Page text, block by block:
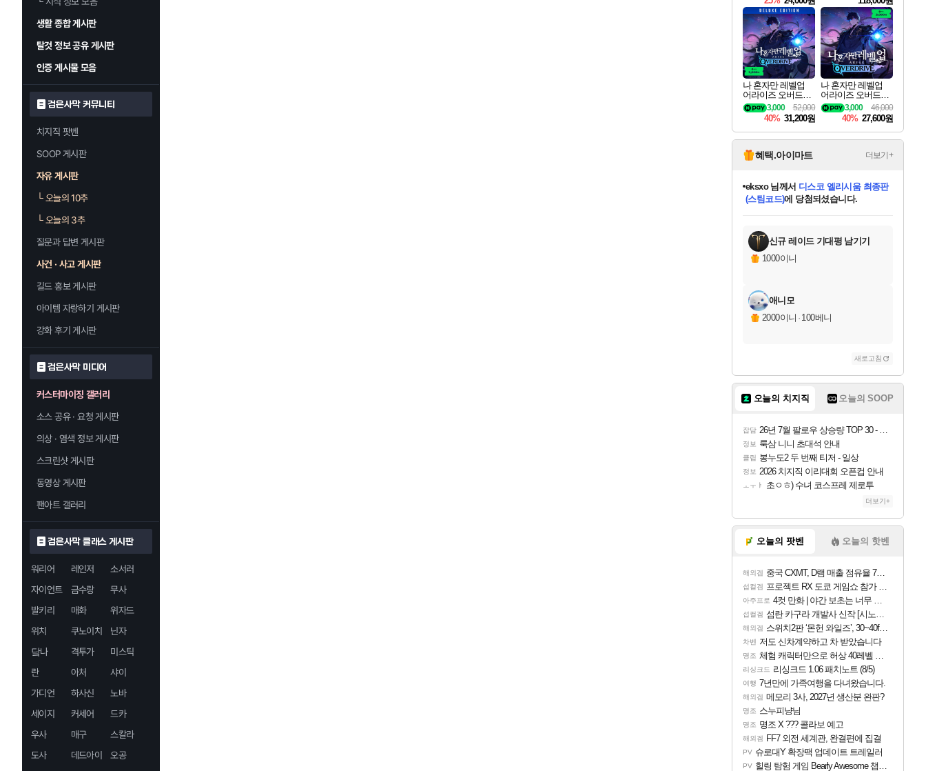
생활 종합 게시판
탈것 정보 공유 게시판
인증 게시물 모음
검은사막 커뮤니티
치지직 팟벤
SOOP 게시판
자유 게시판
└오늘의 10추
└오늘의 3추
질문과 답변 게시판
사건 · 사고 게시판
길드 홍보 게시판
아이템 자랑하기 게시판
강화 후기 게시판
검은사막 미디어
커스터마이징 갤러리
소스 공유 · 요청 게시판
의상 · 염색 정보 게시판
스크린샷 게시판
동영상 게시판
팬아트 갤러리
검은사막 클래스 게시판
워리어 레인저
소서러
자이언트
금수랑
무사
발키리
매화
위자드
위치
쿠노이치
닌자
닼나
격투가
미스틱
란
아처
샤이
가디언
하사신
노바
세이지
커세어
드카
우사
매구
스칼라
도사
데드아이
오공
ouls Ultimate Edition
Pre-Purchase
나 혼자만 레벨업
어라이즈 오버드라
이브 디럭스 에디션
Solo Leveling Arise
Overdrive Deluxe Edi
tion
52,000
3,000
40% 31,200원
나 혼자만 레벨업
어라이즈 오버드라
이브 Solo Leveling A
rise
46,000
3,000
40% 27,600원
혜택.아이마트 더보기+
당첨되셨습니다.
당첨되셨습니다.
eksxo님께서 디스코 엘리시움 최종판
(스팀코드)에 당첨되셨습니다.
당첨되셨습니다.
당첨되셨습니다.
에디션 (스팀코드)를 교환.
당첨되셨습니다.
당첨되셨습니다.
당첨되셨습니다.
당첨되셨습니다.
신규 레이드 기대평 남기기
1000이니
애니모
2000이니 · 100베니
새로고침
오늘의 치지직 오늘의 SOOP
잡담 26년 7월 팔로우 상승량 TOP 30 - 월간 치지직
정보 룩삼 니니 초대석 안내
클립 봉누도2 두 번째 티저 - 일상
정보 2026 치지직 이리대회 오픈컵 안내
ㅗㅜㅑ 초ㅇㅎ) 수녀 코스프레 제로투
더보기+
오늘의 팟벤 오늘의 핫벤
해외겜 중국 CXMT, D램 매출 점유율 7%…글로벌 4위로 부상
섭컬겜 프로젝트 RX 도쿄 게임쇼 참가 결정
아주프로 4컷 만화 | 야간 보초는 너무 힘들어
섭컬겜 섬란 카구라 개발사 신작 [시노비 넥서스] 연내 출시 예정
해외겜 스위치2판 ‘몬헌 와일즈’, 30~40fps 목표 추정
차벤 저도 신차계약하고 차 받았습니다
명조 체험 캐릭터만으로 허상 40레벨 하이와티아 5분 컷!｜에이메스·린네·모니에 명함
리싱크드 리싱크드 1.06 패치노트 (8/5)
여행 7년만에 가족여행을 다녀왔습니다.
해외겜 메모리 3사, 2027년 생산분 완판?
명조 스누피냥님
명조 명조 X ??? 콜라보 예고
해외겜 FF7 외전 세계관, 완결편에 집결
PV 슈로대Y 확장팩 업데이트 트레일러
PV 힐링 탐험 게임 Bearly Awesome 챕터 1 트레일러